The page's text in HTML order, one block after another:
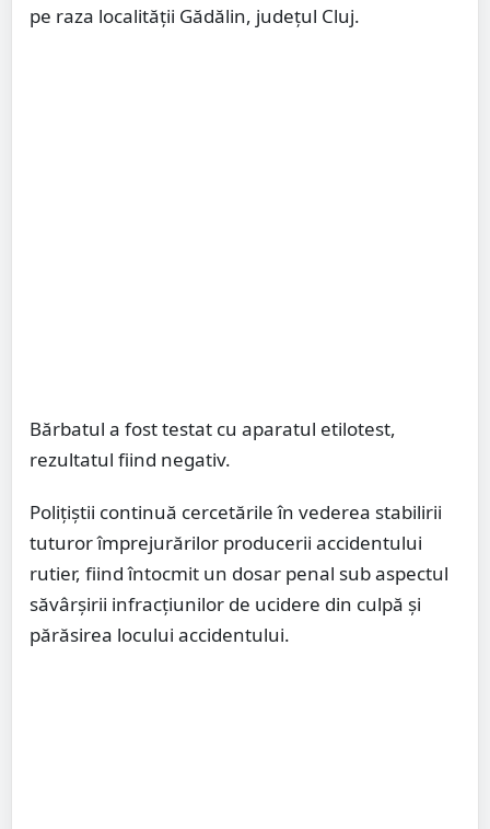
pe raza localității Gădălin, județul Cluj.
Bărbatul a fost testat cu aparatul etilotest,
rezultatul fiind negativ.
Polițiștii continuă cercetările în vederea stabilirii
tuturor împrejurărilor producerii accidentului
rutier, fiind întocmit un dosar penal sub aspectul
săvârșirii infracțiunilor de ucidere din culpă și
părăsirea locului accidentului.